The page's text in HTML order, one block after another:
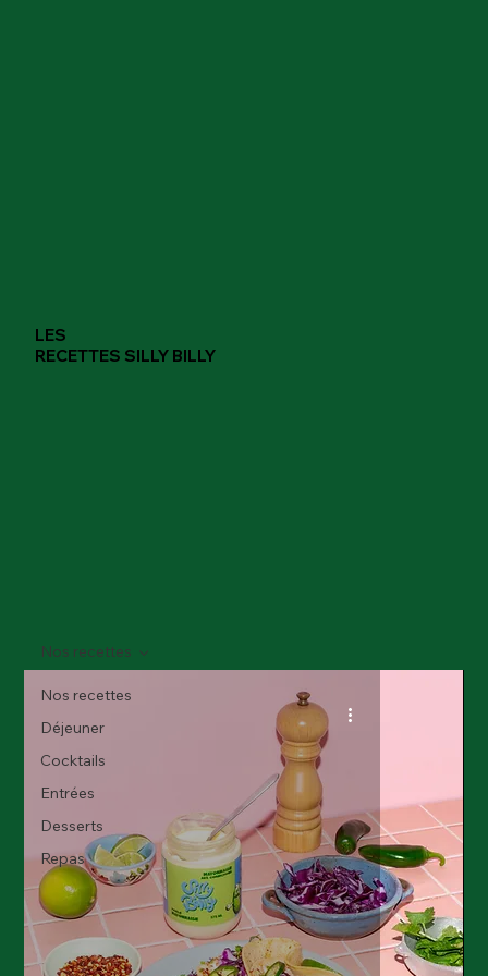
LES
RECETTES SILLY BILLY
Nos recettes
Déjeuner
Cocktails
Entrées
Desserts
Repas
Nos recettes